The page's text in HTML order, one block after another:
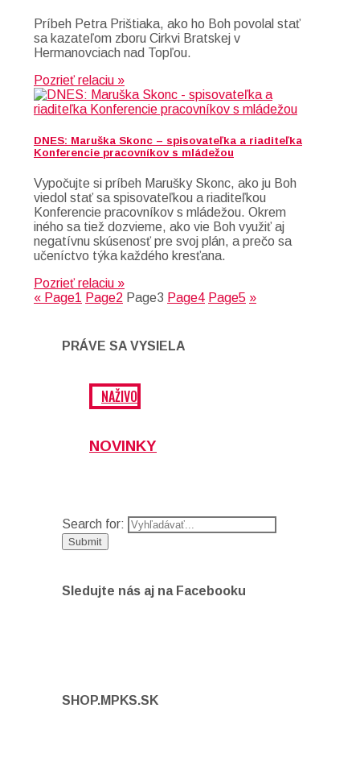
Príbeh Petra Prištiaka, ako ho Boh povolal stať
sa kazateľom zboru Cirkvi Bratskej v
Hermanovciach nad Topľou.
Pozrieť relaciu »
DNES: Maruška Skonc – spisovateľka a riaditeľka
Konferencie pracovníkov s mládežou
Vypočujte si príbeh Marušky Skonc, ako ju Boh
viedol stať sa spisovateľkou a riaditeľkou
Konferencie pracovníkov s mládežou. Okrem
iného sa tiež dozvieme, ako vie Boh využiť aj
negatívnu skúsenosť pre svoj plán, a prečo sa
učeníctvo týka každého kresťana.
Pozrieť relaciu »
« Page1 Page2 Page3 Page4 Page5 »
PRÁVE SA VYSIELA
NAŽIVO
NOVINKY
Search for:
Sledujte nás aj na Facebooku
SHOP.MPKS.SK